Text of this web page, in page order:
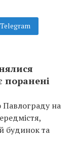
Telegram
поранені
Павлограду на
будинок та